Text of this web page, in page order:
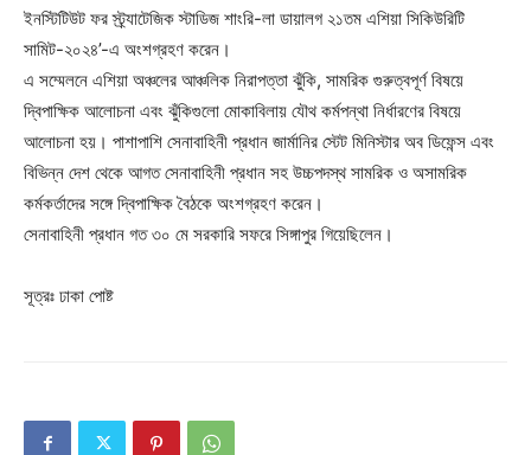
ইনস্টিটিউট ফর স্ট্র্যাটেজিক স্টাডিজ শাংরি-লা ডায়ালগ ২১তম এশিয়া সিকিউরিটি
সামিট-২০২৪’-এ অংশগ্রহণ করেন।
এ সম্মেলনে এশিয়া অঞ্চলের আঞ্চলিক নিরাপত্তা ঝুঁকি, সামরিক গুরুত্বপূর্ণ বিষয়ে
দ্বিপাক্ষিক আলোচনা এবং ঝুঁকিগুলো মোকাবিলায় যৌথ কর্মপন্থা নির্ধারণের বিষয়ে
আলোচনা হয়। পাশাপাশি সেনাবাহিনী প্রধান জার্মানির স্টেট মিনিস্টার অব ডিফেন্স এবং
বিভিন্ন দেশ থেকে আগত সেনাবাহিনী প্রধান সহ উচ্চপদস্থ সামরিক ও অসামরিক
কর্মকর্তাদের সঙ্গে দ্বিপাক্ষিক বৈঠকে অংশগ্রহণ করেন।
সেনাবাহিনী প্রধান গত ৩০ মে সরকারি সফরে সিঙ্গাপুর গিয়েছিলেন।
সূত্রঃ ঢাকা পোষ্ট